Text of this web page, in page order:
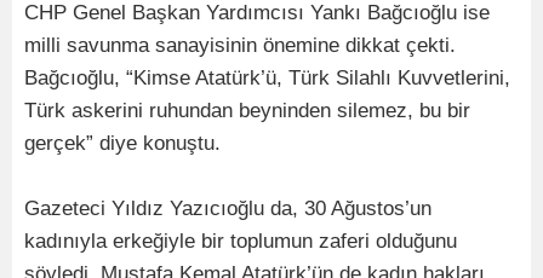
CHP Genel Başkan Yardımcısı Yankı Bağcıoğlu ise
milli savunma sanayisinin önemine dikkat çekti.
Bağcıoğlu, “Kimse Atatürk’ü, Türk Silahlı Kuvvetlerini,
Türk askerini ruhundan beyninden silemez, bu bir
gerçek” diye konuştu.
Gazeteci Yıldız Yazıcıoğlu da, 30 Ağustos’un
kadınıyla erkeğiyle bir toplumun zaferi olduğunu